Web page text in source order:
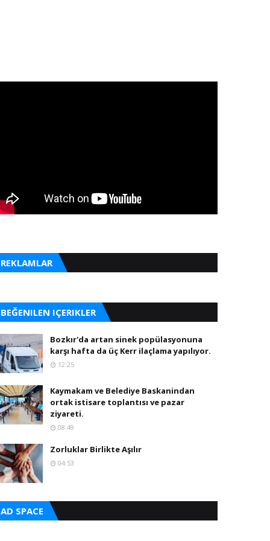
REKLAMLAR
BEĞENILEN IÇERIKLER
Bozkır'da artan sinek popülasyonuna
karşı hafta da üç Kerr ilaçlama yapılıyor.
12:25
Kaymakam ve Belediye Baskanindan
ortak istisare toplantısı ve pazar
ziyareti.
08:49
Zorluklar Birlikte Aşılır
04:53
AD SPACE